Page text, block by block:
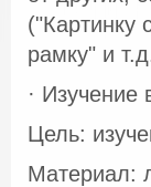
("Картинку
рамку" и
·
Цель:
Материал: